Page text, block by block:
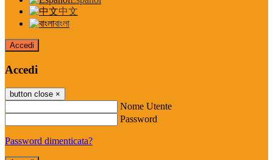
中文
বাংলা
Accedi
Accedi
button close ×
Nome Utente
Password
Password dimenticata?